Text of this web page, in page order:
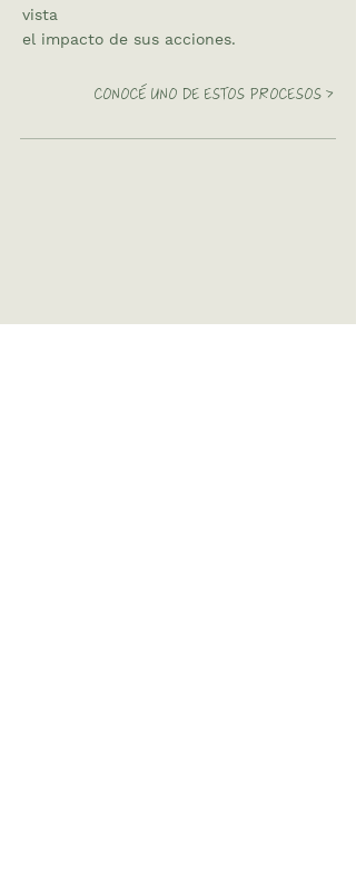
vista
el impacto de sus acciones.
CONOCÉ UNO DE ESTOS PROCESOS >